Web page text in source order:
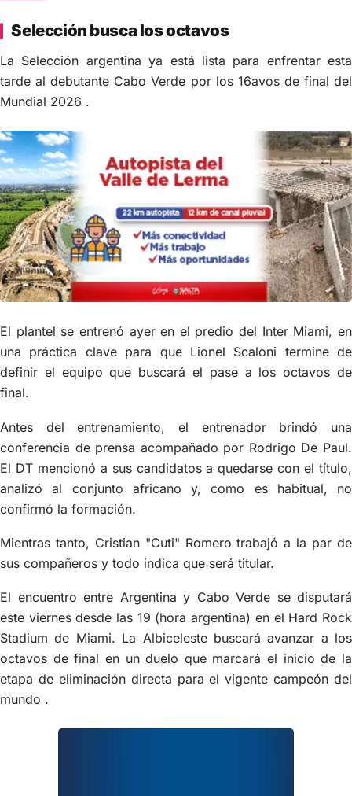
Selección busca los octavos
La Selección argentina ya está lista para enfrentar esta
tarde al debutante Cabo Verde por los 16avos de final del
Mundial 2026 .
El plantel se entrenó ayer en el predio del Inter Miami, en
una práctica clave para que Lionel Scaloni termine de
definir el equipo que buscará el pase a los octavos de
final.
Antes del entrenamiento, el entrenador brindó una
conferencia de prensa acompañado por Rodrigo De Paul.
El DT mencionó a sus candidatos a quedarse con el título,
analizó al conjunto africano y, como es habitual, no
confirmó la formación.
Mientras tanto, Cristian "Cuti" Romero trabajó a la par de
sus compañeros y todo indica que será titular.
El encuentro entre Argentina y Cabo Verde se disputará
este viernes desde las 19 (hora argentina) en el Hard Rock
Stadium de Miami. La Albiceleste buscará avanzar a los
octavos de final en un duelo que marcará el inicio de la
etapa de eliminación directa para el vigente campeón del
mundo .